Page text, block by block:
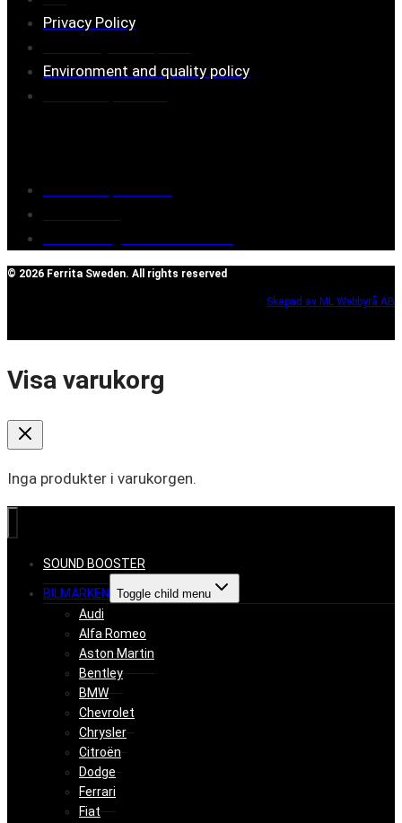
Privacy Policy
Environment and quality policy
© 2026 Ferrita Sweden. All rights reserved
Skapad av ML Webbyrå AB
Visa varukorg
Inga produkter i varukorgen.
SOUND BOOSTER
BILMÄRKEN Toggle child menu
Audi
Alfa Romeo
Aston Martin
Bentley
BMW
Chevrolet
Chrysler
Citroën
Dodge
Ferrari
Fiat